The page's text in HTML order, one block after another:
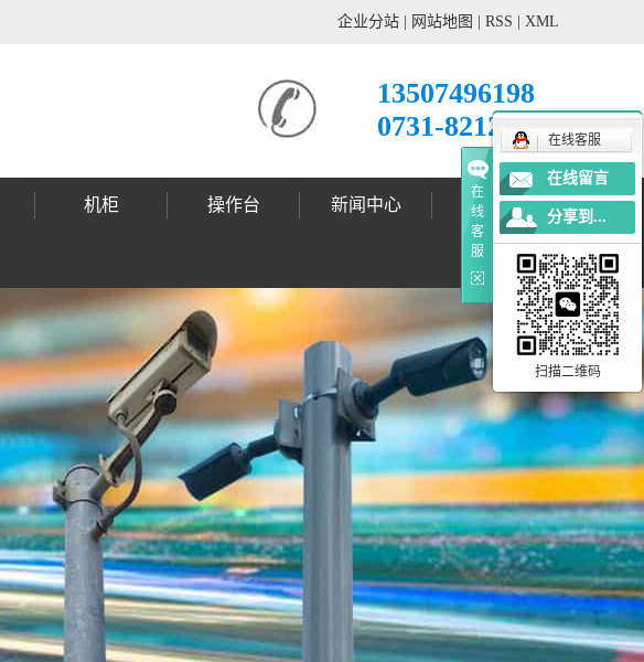
企业分站 网站地图 RSS XML
13507496198
0731-82121678
机柜 操作台 新闻中心 工程案例
灯杆案例
标志杆案例
标志牌案例
信号灯案例
更多案例
在
线
客
服
在线客服
在线留言
分享到...
扫描二维码